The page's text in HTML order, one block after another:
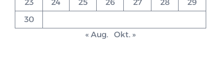
23
24 25 26 27 28
29
30
« Aug.
Okt. »